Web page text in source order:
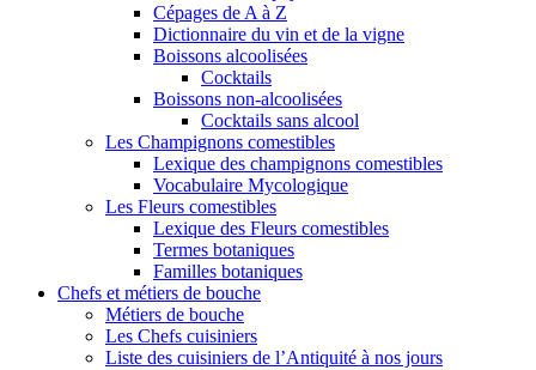
Cépages de A à Z
Dictionnaire du vin et de la vigne
Boissons alcoolisées
Cocktails
Boissons non-alcoolisées
Cocktails sans alcool
Les Champignons comestibles
Lexique des champignons comestibles
Vocabulaire Mycologique
Les Fleurs comestibles
Lexique des Fleurs comestibles
Termes botaniques
Familles botaniques
Chefs et métiers de bouche
Métiers de bouche
Les Chefs cuisiniers
Liste des cuisiniers de l’Antiquité à nos jours